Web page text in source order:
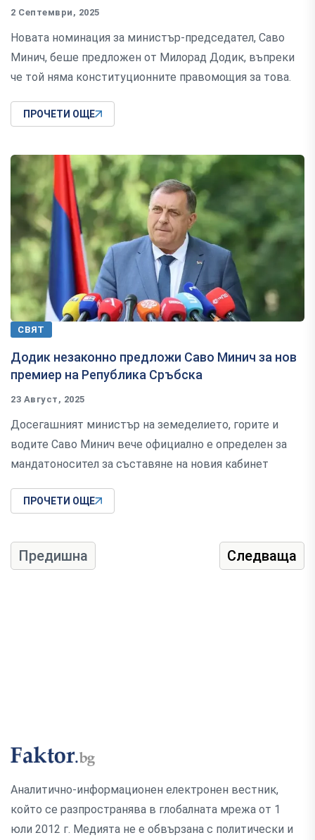
2 Септември, 2025
Новата номинация за министър-председател, Саво
Минич, беше предложен от Милорад Додик, въпреки
че той няма конституционните правомощия за това.
ПРОЧЕТИ ОЩЕ
СВЯТ
Додик незаконно предложи Саво Минич за нов
премиер на Република Сръбска
23 Август, 2025
Досегашният министър на земеделието, горите и
водите Саво Минич вече официално е определен за
мандатоносител за съставяне на новия кабинет
ПРОЧЕТИ ОЩЕ
Предишна Следваща
Аналитично-информационен електронен вестник,
който се разпространява в глобалната мрежа от 1
юли 2012 г. Медията не е обвързана с политически и